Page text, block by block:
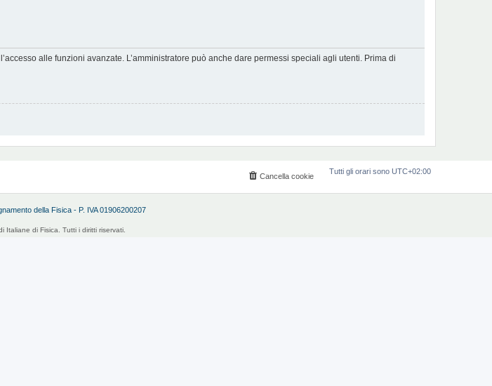
alle funzioni avanzate. L’amministratore può anche dare permessi speciali agli utenti. Prima di
Tutti gli orari sono UTC+02:00
Cancella cookie
della Fisica - P. IVA 01906200207
Italiane di Fisica. Tutti i diritti riservati.